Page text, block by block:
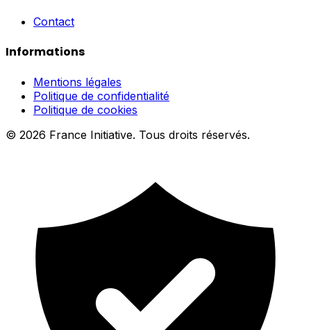
Contact
Informations
Mentions légales
Politique de confidentialité
Politique de cookies
© 2026 France Initiative. Tous droits réservés.